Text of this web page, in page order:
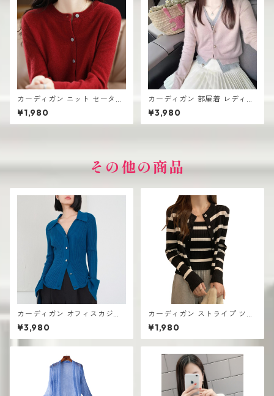
カーディガン ニット セーター
レディース おしゃれ 可愛い シ
ンプル
¥1,980
カーディガン 部屋着 レディー
ス 薄手 高見え シンプル おし
ゃれ 韓国風
¥3,980
その他の商品
カーディガン オフィスカジュ
アル 高見え シンプル 韓国風
¥3,980
カーディガン ストライプ ツー
ピース セーター 韓国 ラウンド
ネック 長袖 カジュアル
¥1,980